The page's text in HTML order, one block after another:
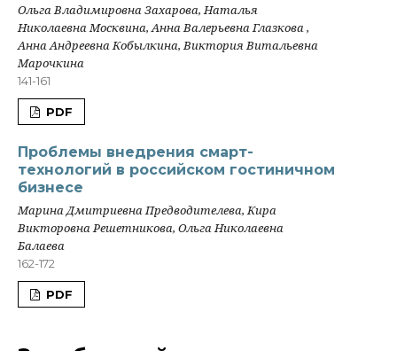
Ольга Владимировна Захарова, Наталья
Николаевна Москвина, Анна Валерьевна Глазкова ,
Анна Андреевна Кобылкина, Виктория Витальевна
Марочкина
141-161
PDF
Проблемы внедрения смарт-
технологий в российском гостиничном
бизнесе
Марина Дмитриевна Предводителева, Кира
Викторовна Решетникова, Ольга Николаевна
Балаева
162-172
PDF